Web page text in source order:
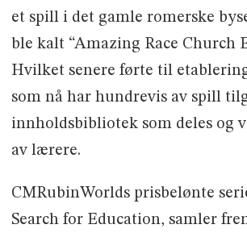
et spill i det gamle romerske
ble kalt “Amazing Race Church
Hvilket senere førte til
som nå har hundrevis av spill
innholdsbibliotek som deles og
av lærere.
CMRubinWorlds prisbelønte
Search for Education, samler